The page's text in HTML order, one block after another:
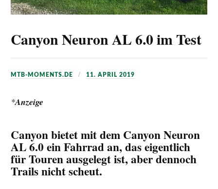
Canyon Neuron AL 6.0 im Test
MTB-MOMENTS.DE 11. APRIL 2019
*Anzeige
Canyon bietet mit dem Canyon Neuron
AL 6.0 ein Fahrrad an, das eigentlich
für Touren ausgelegt ist, aber dennoch
Trails nicht scheut.